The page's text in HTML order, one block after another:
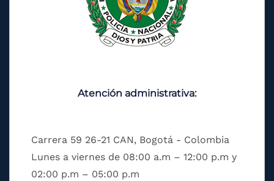
Atención administrativa:
Carrera 59 26-21 CAN, Bogotá - Colombia
Lunes a viernes de 08:00 a.m – 12:00 p.m y
02:00 p.m – 05:00 p.m